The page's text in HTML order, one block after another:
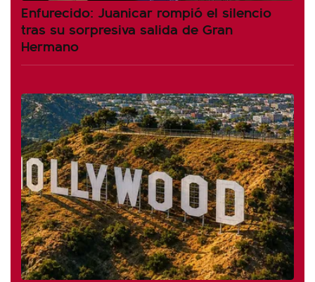
Enfurecido: Juanicar rompió el silencio
tras su sorpresiva salida de Gran
Hermano